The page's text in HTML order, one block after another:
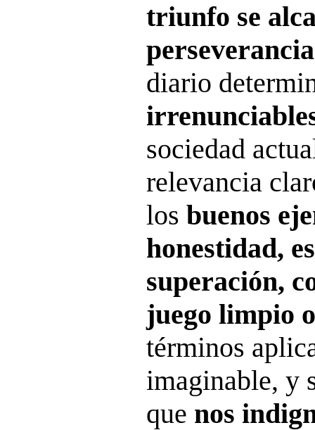
triunfo se
diario
sociedad
relevancia
los buenos
honestidad,
superación,
juego limpio
términos
imaginable, y
que nos